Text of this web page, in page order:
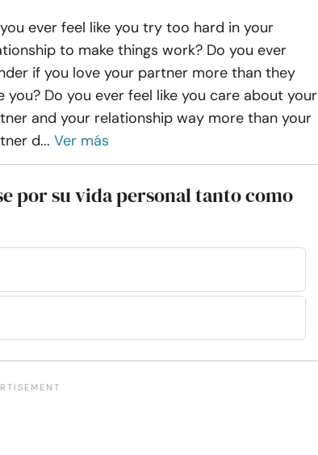
ever feel like you try too hard in your
to make things work? Do you ever
if you love your partner more than they
you? Do you ever feel like you care about your
and your relationship way more than your
d... Ver más
por su vida personal tanto como